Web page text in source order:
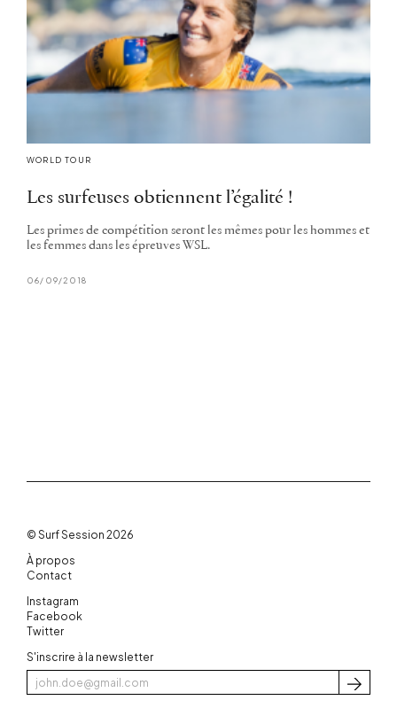
WORLD TOUR
Les surfeuses obtiennent l’égalité !
Les primes de compétition seront les mêmes pour les hommes et
les femmes dans les épreuves WSL.
06/09/2018
© Surf Session 2026
À propos
Contact
Instagram
Facebook
Twitter
S'inscrire à la newsletter